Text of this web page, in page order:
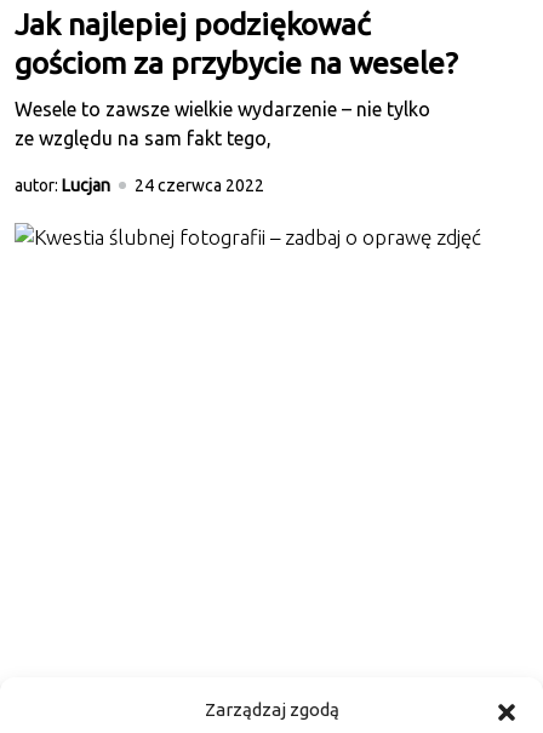
Zarządzaj zgodą
Jak najlepiej podziękować
gościom za przybycie na wesele?
Wesele to zawsze wielkie wydarzenie – nie tylko
ze względu na sam fakt tego,
autor: Lucjan 24 czerwca 2022
Kwestia ślubnej fotografii –